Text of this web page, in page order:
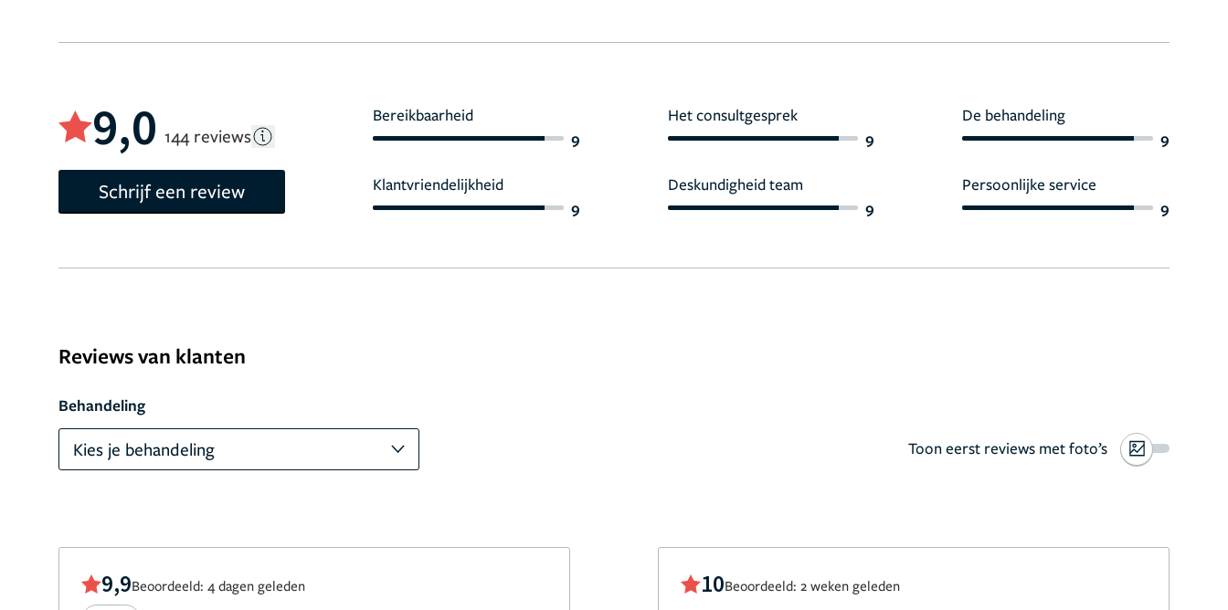
9,0 144 reviews
Schrijf een review
Bereikbaarheid
9
Klantvriendelijkheid
9
Het consultgesprek
9
Deskundigheid team
9
De behandeling
9
Persoonlijke service
9
Reviews van klanten
Behandeling
Kies je behandeling Toon eerst reviews met foto’s
9,9Beoordeeld: 4 dagen geleden
10Beoordeeld: 2 weken geleden